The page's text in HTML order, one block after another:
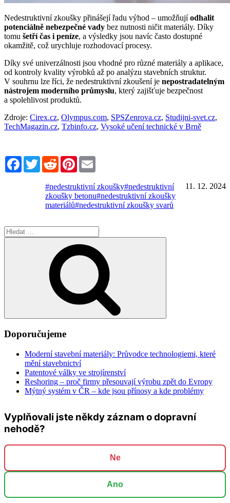
Nedestruktivní zkoušky přinášejí řadu výhod – umožňujíodhalit
potenciálně nebezpečné vady bez nutnosti ničit materiály. Díky
tomu šetří čas i peníze, a výsledky jsou navíc často dostupné
okamžitě, což urychluje rozhodovací procesy.
Díky své univerzálnosti jsou vhodné pro různé materiály a aplikace,
od kontroly kvality výrobků až po analýzu stavebních struktur.
V souhrnu lze říci, že nedestruktivní zkoušení je nepostradatelným
nástrojem moderního průmyslu, který zajišťuje bezpečnost
a spolehlivost produktů.
Zdroje: Cirex.cz, Olympus.com, SPSZenrova.cz, Studijni-svet.cz,
TechMagazin.cz, Tzbinfo.cz, Vysoké učení technické v Brně
FacebookTwitterRedditPinterest
11. 12. 2024
#nedestruktivní zkoušky#nedestruktivní
zkoušky betonu#nedestruktivní zkoušky
materiálů#nedestruktivní zkoušky svarů
Hledat:
Doporučujeme
Moderní stavební materiály: Průvodce technologiemi, které
mění stavebnictví
Patentové války ve strojírenství
Reshoring – proč firmy přesouvají výrobu zpět do Evropy
Mýtný systém v ČR – kde jsou přínosy a kde problémy
Vyplňovali jste někdy záznam o dopravní
nehodě?
Ne
Ano